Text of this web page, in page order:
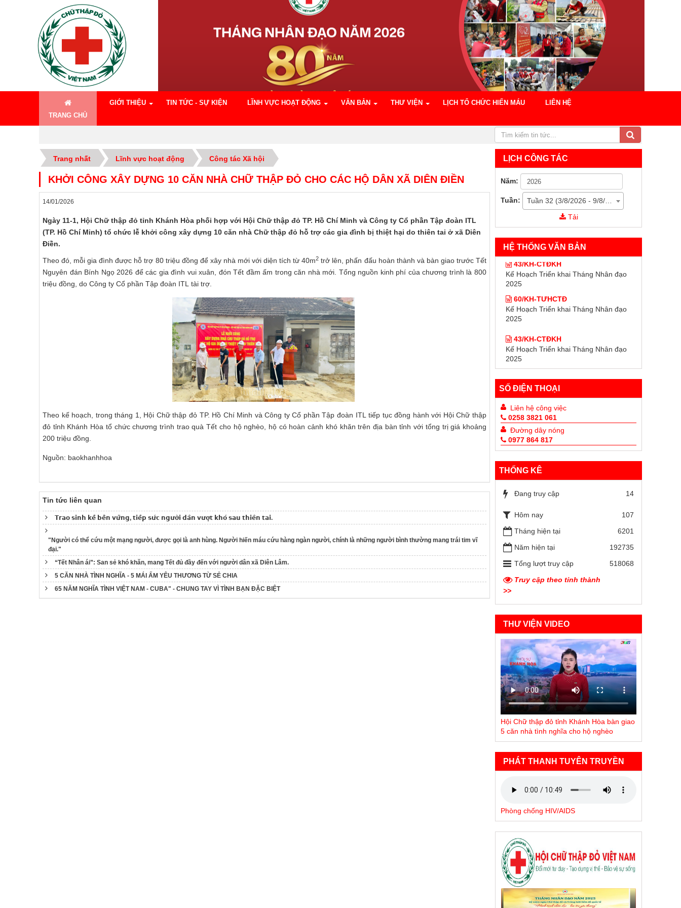
TRANG CHỦ
GIỚI THIỆU TIN TỨC - SỰ KIỆN LĨNH VỰC HOẠT ĐỘNG VĂN BẢN THƯ VIỆN LỊCH TỔ CHỨC HIẾN MÁU LIÊN HỆ
Trang nhất Lĩnh vực hoạt động Công tác Xã hội
Khởi công xây dựng 10 căn nhà Chữ thập đỏ cho các hộ dân xã Diên Điền
KHỞI CÔNG XÂY DỰNG 10 CĂN NHÀ CHỮ THẬP ĐỎ CHO CÁC HỘ DÂN XÃ DIÊN ĐIỀN
14/01/2026
Ngày 11-1, Hội Chữ thập đỏ tỉnh Khánh Hòa phối hợp với Hội Chữ thập đỏ TP. Hồ Chí Minh và Công ty Cổ phần Tập đoàn ITL
(TP. Hồ Chí Minh) tổ chức lễ khởi công xây dựng 10 căn nhà Chữ thập đỏ hỗ trợ các gia đình bị thiệt hại do thiên tai ở xã Diên
Điền.
Theo đó, mỗi gia đình được hỗ trợ 80 triệu đồng để xây nhà mới với diện tích từ 40m2 trở lên, phấn đấu hoàn thành và bàn giao trước Tết
Nguyên đán Bính Ngọ 2026 để các gia đình vui xuân, đón Tết đầm ấm trong căn nhà mới. Tổng nguồn kinh phí của chương trình là 800
triệu đồng, do Công ty Cổ phần Tập đoàn ITL tài trợ.
Theo kế hoạch, trong tháng 1, Hội Chữ thập đỏ TP. Hồ Chí Minh và Công ty Cổ phần Tập đoàn ITL tiếp tục đồng hành với Hội Chữ thập
đỏ tỉnh Khánh Hòa tổ chức chương trình trao quà Tết cho hộ nghèo, hộ có hoàn cảnh khó khăn trên địa bàn tỉnh với tổng trị giá khoảng
200 triệu đồng.
Nguồn: baokhanhhoa
Tin tức liên quan
𝗧𝗿𝗮𝗼 𝘀𝗶𝗻𝗵 𝗸𝗲̂́ 𝗯𝗲̂̀𝗻 𝘃𝘂̛̃𝗻𝗴, 𝘁𝗶𝗲̂́𝗽 𝘀𝘂̛́𝗰 𝗻𝗴𝘂̛𝗼̛̀𝗶 𝗱𝗮̂𝗻 𝘃𝘂̛𝗼̛̣𝘁 𝗸𝗵𝗼́ 𝘀𝗮𝘂 𝘁𝗵𝗶𝗲̂𝗻 𝘁𝗮𝗶.
"Người có thể cứu một mạng người, được gọi là anh hùng. Người hiến máu cứu hàng ngàn người, chính là những người bình thường mang trái tim vĩ
đại."
“Tết Nhân ái”: San sẻ khó khăn, mang Tết đủ đầy đến với người dân xã Diên Lâm.
5 CĂN NHÀ TÌNH NGHĨA - 5 MÁI ẤM YÊU THƯƠNG TỪ SẺ CHIA
65 NĂM NGHĨA TÌNH VIỆT NAM - CUBA" - CHUNG TAY VÌ TÌNH BẠN ĐẶC BIỆT
LỊCH CÔNG TÁC
Năm:
Tuần:
Tải
HỆ THỐNG VĂN BẢN
43/KH-CTĐKH
Kế Hoạch Triển khai Tháng Nhân đạo
2025
Kế Hoạch Triển khai Tháng Nhân đạo
2025
Kế Hoạch Triển khai Tháng Nhân đạo
2025
60/KH-TƯHCTĐ
Kế Hoạch Triển khai Tháng Nhân đạo
2025
SỐ ĐIỆN THOẠI
Liên hệ công việc
0258 3821 061
Đường dây nóng
0977 864 817
THỐNG KÊ
Đang truy cập 14
Hôm nay
107
Tháng hiện tại
6201
Năm hiện tại
192735
Tổng lượt truy cập
518068
Truy cập theo tỉnh thành
>>
THƯ VIỆN VIDEO
Hội Chữ thập đỏ tỉnh Khánh Hòa bàn giao
5 căn nhà tình nghĩa cho hộ nghèo
PHÁT THANH TUYÊN TRUYỀN
Phòng chống HIV/AIDS